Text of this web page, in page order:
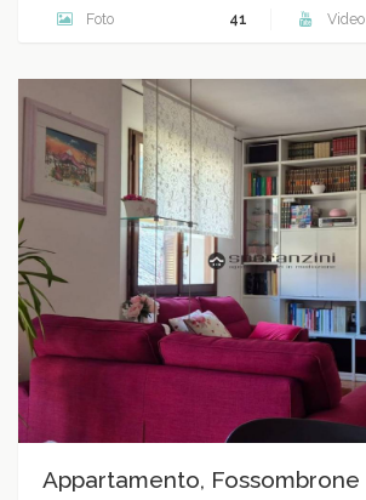
Foto 41 Video
Appartamento, Fossombrone